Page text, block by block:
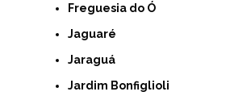
Freguesia do Ó
Jaguaré
Jaraguá
Jardim Bonfiglioli